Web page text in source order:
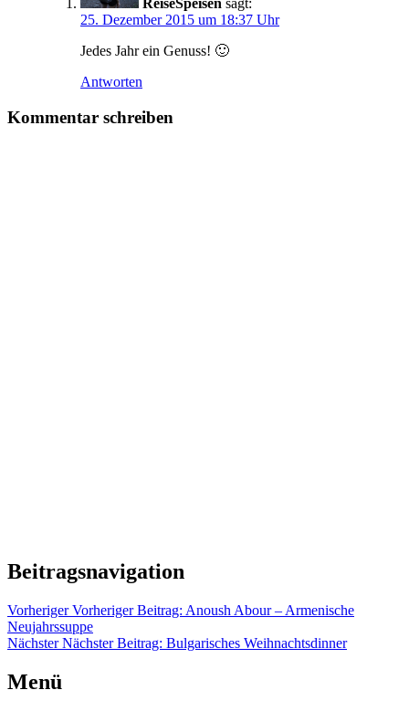
ReiseSpeisen sagt:
25. Dezember 2015 um 18:37 Uhr
Jedes Jahr ein Genuss! 🙂
Antworten
Kommentar schreiben
Beitragsnavigation
Vorheriger Vorheriger Beitrag: Anoush Abour – Armenische
Neujahrssuppe
Nächster Nächster Beitrag: Bulgarisches Weihnachtsdinner
Menü